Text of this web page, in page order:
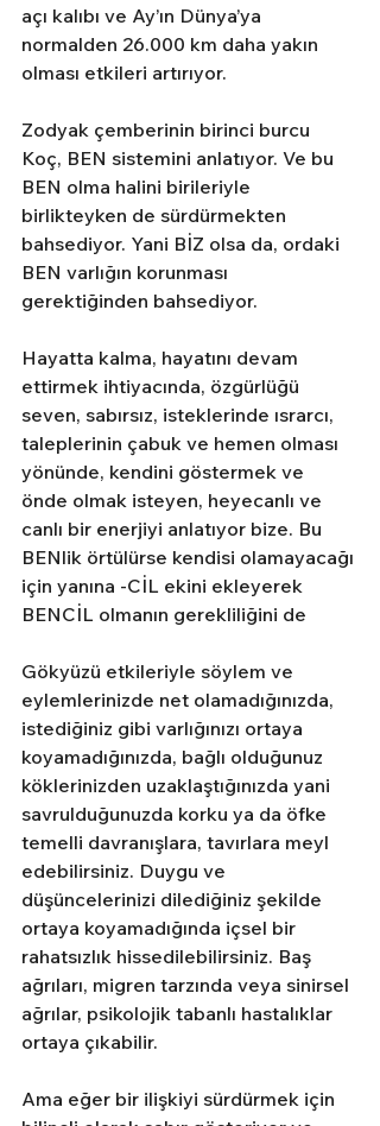
açı kalıbı ve Ay’ın Dünya’ya
normalden 26.000 km daha yakın
olması etkileri artırıyor.
Zodyak çemberinin birinci burcu
Koç, BEN sistemini anlatıyor. Ve bu
BEN olma halini birileriyle
birlikteyken de sürdürmekten
bahsediyor. Yani BİZ olsa da, ordaki
BEN varlığın korunması
gerektiğinden bahsediyor.
Hayatta kalma, hayatını devam
ettirmek ihtiyacında, özgürlüğü
seven, sabırsız, isteklerinde ısrarcı,
taleplerinin çabuk ve hemen olması
yönünde, kendini göstermek ve
önde olmak isteyen, heyecanlı ve
canlı bir enerjiyi anlatıyor bize. Bu
BENlik örtülürse kendisi olamayacağı
için yanına -CİL ekini ekleyerek
BENCİL olmanın gerekliliğini de
Gökyüzü etkileriyle söylem ve
eylemlerinizde net olamadığınızda,
istediğiniz gibi varlığınızı ortaya
koyamadığınızda, bağlı olduğunuz
köklerinizden uzaklaştığınızda yani
savrulduğunuzda korku ya da öfke
temelli davranışlara, tavırlara meyl
edebilirsiniz. Duygu ve
düşüncelerinizi dilediğiniz şekilde
ortaya koyamadığında içsel bir
rahatsızlık hissedilebilirsiniz. Baş
ağrıları, migren tarzında veya sinirsel
ağrılar, psikolojik tabanlı hastalıklar
ortaya çıkabilir.
Ama eğer bir ilişkiyi sürdürmek için